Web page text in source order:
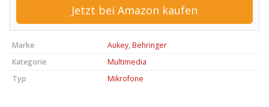
Jetzt bei Amazon kaufen
Marke Aukey, Behringer
Kategorie
Multimedia
Typ
Mikrofone